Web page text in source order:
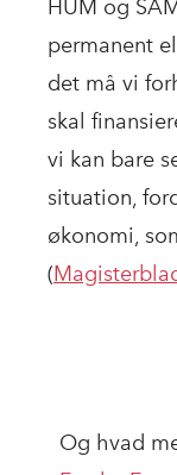
HUM og
permanent
det må vi
skal
vi kan bare
situation,
økonomi,
(
Og hvad